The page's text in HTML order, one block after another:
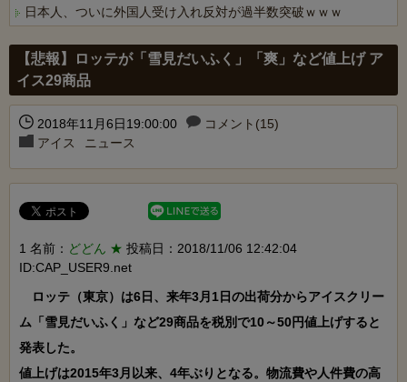
日本人、ついに外国人受け入れ反対が過半数突破ｗｗｗ
【悲報】ロッテが「雪見だいふく」「爽」など値上げ ア
イス29商品
2018年11月6日19:00:00
コメント(15)
アイス
ニュース
1 名前： どどん ★ 投稿日：2018/11/06 12:42:04
ID:CAP_USER9.net
ロッテ（東京）は6日、来年3月1日の出荷分からアイスクリー
ム「雪見だいふく」など29商品を税別で10～50円値上げすると
発表した。
値上げは2015年3月以来、4年ぶりとなる。物流費や人件費の高